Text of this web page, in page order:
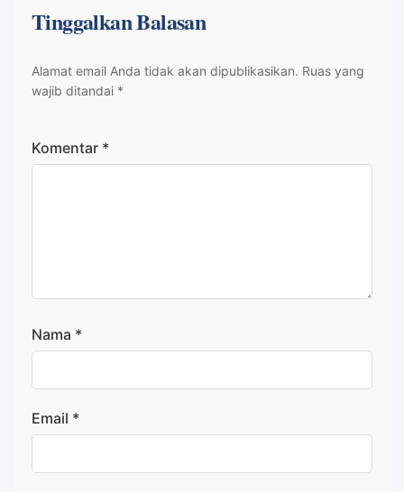
Tinggalkan Balasan
Alamat email Anda tidak akan dipublikasikan. Ruas yang
wajib ditandai *
Komentar *
Nama *
Email *